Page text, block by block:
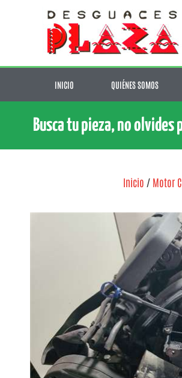
INICIO QUIÉNES SOMOS
Busca tu pieza, no olvides
Inicio / Motor